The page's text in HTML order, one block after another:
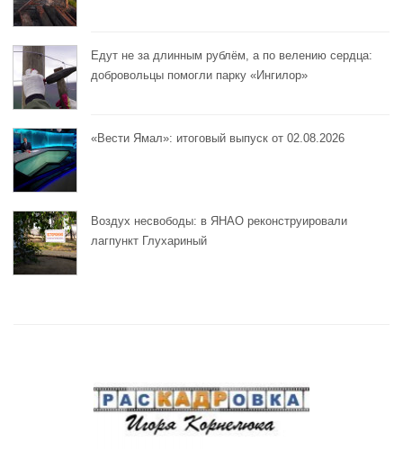
Едут не за длинным рублём, а по велению сердца:
добровольцы помогли парку «Ингилор»
«Вести Ямал»: итоговый выпуск от 02.08.2026
Воздух несвободы: в ЯНАО реконструировали
лагпункт Глухариный